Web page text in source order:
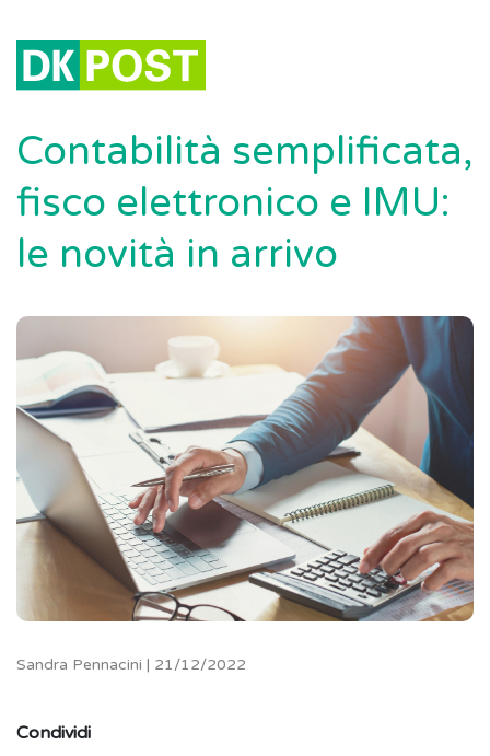
Contabilità semplificata,
fisco elettronico e IMU:
le novità in arrivo
Sandra Pennacini | 21/12/2022
Condividi